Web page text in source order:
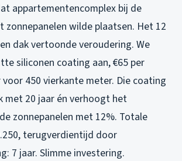
appartementencomplex bij de
zonnepanelen wilde plaatsen. Het 12
dak vertoonde veroudering. We
siliconen coating aan, €65 per
450 vierkante meter. Die coating
met 20 jaar én verhoogt het
zonnepanelen met 12%. Totale
terugverdientijd door
7 jaar. Slimme investering.